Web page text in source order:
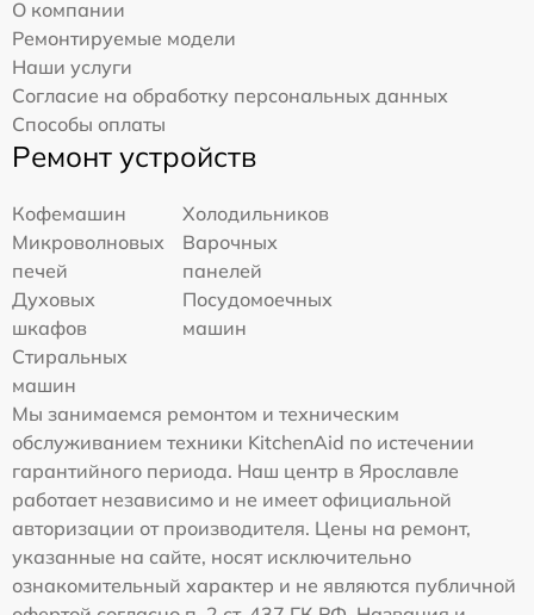
О компании
Ремонтируемые модели
Наши услуги
Согласие на обработку персональных данных
Способы оплаты
Ремонт устройств
Кофемашин
Холодильников
Микроволновых
печей
Варочных
панелей
Духовых
шкафов
Посудомоечных
машин
Стиральных
машин
Мы занимаемся ремонтом и техническим
обслуживанием техники KitchenAid по истечении
гарантийного периода. Наш центр в Ярославле
работает независимо и не имеет официальной
авторизации от производителя. Цены на ремонт,
указанные на сайте, носят исключительно
ознакомительный характер и не являются публичной